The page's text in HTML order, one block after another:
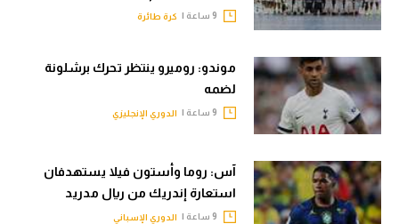
كرة طائرة
موندو: روميرو ينتظر تحرك برشلونة
لضمه
الدوري الإنجليزي
آس: روما وأستون فيلا يستهدفان
استعارة إندريك من ريال مدريد
الدوري الإسباني